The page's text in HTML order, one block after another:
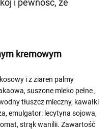
i pewność, że
kremowym
i z ziaren palmy
suszone mleko pełne ,
tłuszcz mleczny, kawałki
emulgator: lecytyna sojowa,
strąk wanilii. Zawartość